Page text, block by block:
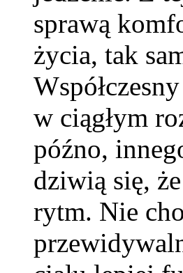
sprawą
życia, tak
w ciągłym
późno,
dziwią się,
rytm. Nie